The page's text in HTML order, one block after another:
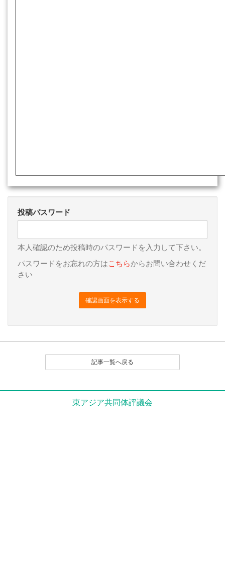
投稿パスワード
本人確認のため投稿時のパスワードを入力して下さい。
パスワードをお忘れの方はこちらからお問い合わせくだ
さい
確認画面を表示する
記事一覧へ戻る
東アジア共同体評議会